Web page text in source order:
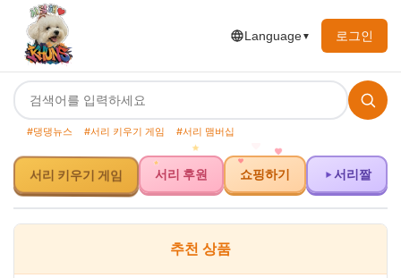
Language▼ 로그인
#댕댕뉴스 #서리 키우기 게임 #서리 맴버십
서리 키우기 게임 서리 후원 쇼핑하기 서리짤
추천 상품